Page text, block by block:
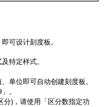
可设计刻度板。
特定样式。
单位即可自动创建刻度板。
。
)，请使用「区分数指定功